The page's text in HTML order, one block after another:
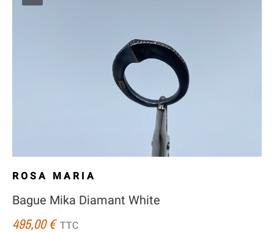
ROSA MARIA
Bague Mika Diamant White
495,00 €TTC